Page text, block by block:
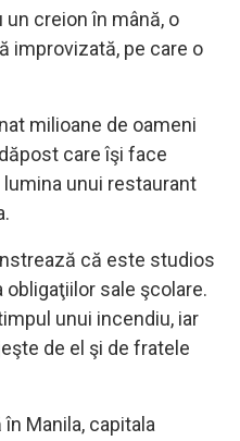
creion în mână, o
improvizată, pe care o
milioane de oameni
care îşi face
unui restaurant
că este studios
sale şcolare.
unui incendiu, iar
de el şi de fratele
Manila, capitala